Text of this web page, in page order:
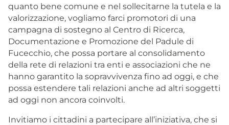
quanto bene comune e nel sollecitarne la tutela e la
valorizzazione, vogliamo farci promotori di una
campagna di sostegno al Centro di Ricerca,
Documentazione e Promozione del Padule di
Fucecchio, che possa portare al consolidamento
della rete di relazioni tra enti e associazioni che ne
hanno garantito la sopravvivenza fino ad oggi, e che
possa estendere tali relazioni anche ad altri soggetti
ad oggi non ancora coinvolti.
Invitiamo i cittadini a partecipare all’iniziativa, che si